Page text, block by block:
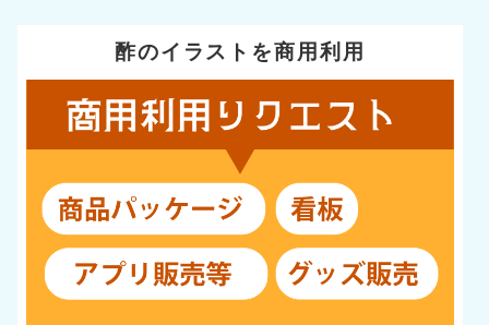
酢のイラストを商用利用